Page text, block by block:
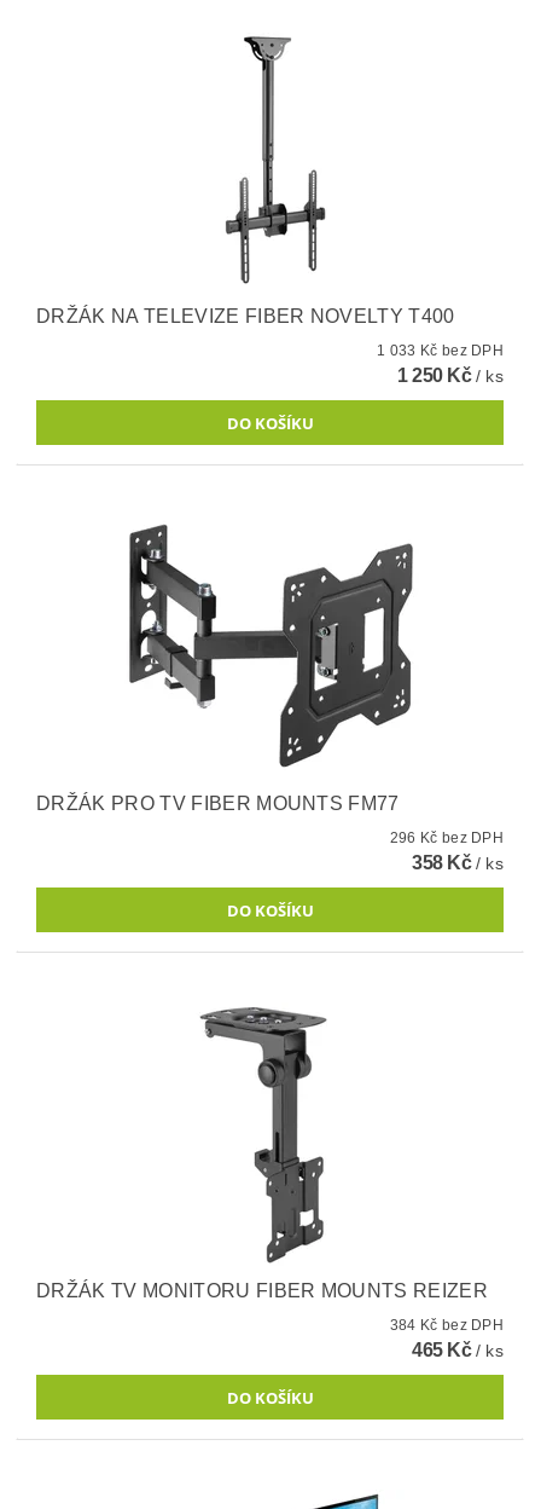
DRŽÁK NA TELEVIZE FIBER NOVELTY T400
1 033 Kč bez DPH
1 250 Kč/ ks
DRŽÁK PRO TV FIBER MOUNTS FM77
296 Kč bez DPH
358 Kč/ ks
DRŽÁK TV MONITORU FIBER MOUNTS REIZER
384 Kč bez DPH
465 Kč/ ks